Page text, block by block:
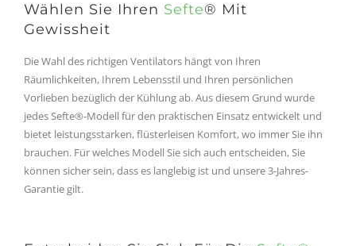
Wählen Sie Ihren Sefte® Mit
Gewissheit
Die Wahl des richtigen Ventilators hängt von Ihren
Räumlichkeiten, Ihrem Lebensstil und Ihren persönlichen
Vorlieben bezüglich der Kühlung ab. Aus diesem Grund wurde
jedes Sefte®-Modell für den praktischen Einsatz entwickelt und
bietet leistungsstarken, flüsterleisen Komfort, wo immer Sie ihn
brauchen. Für welches Modell Sie sich auch entscheiden, Sie
können sicher sein, dass es langlebig ist und unsere 3-Jahres-
Garantie gilt.